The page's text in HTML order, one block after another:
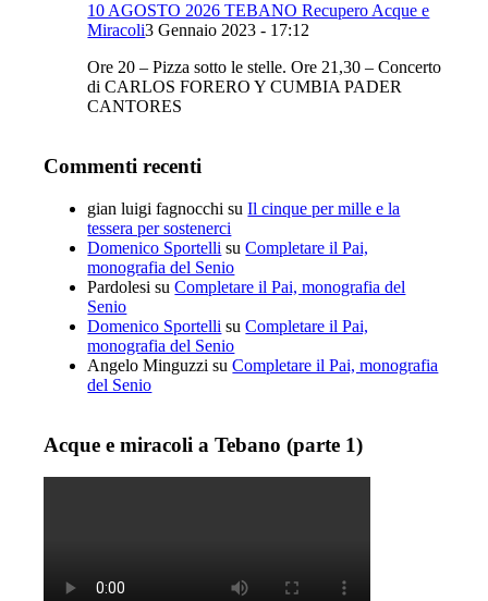
10 AGOSTO 2026 TEBANO Recupero Acque e
Miracoli3 Gennaio 2023 - 17:12
Ore 20 – Pizza sotto le stelle. Ore 21,30 – Concerto
di CARLOS FORERO Y CUMBIA PADER
CANTORES
Commenti recenti
gian luigi fagnocchi suIl cinque per mille e la
tessera per sostenerci
Domenico Sportelli suCompletare il Pai,
monografia del Senio
Pardolesi suCompletare il Pai, monografia del
Senio
Domenico Sportelli suCompletare il Pai,
monografia del Senio
Angelo Minguzzi suCompletare il Pai, monografia
del Senio
Acque e miracoli a Tebano (parte 1)